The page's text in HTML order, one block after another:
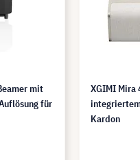
mit
für
XGIMI
Kardon